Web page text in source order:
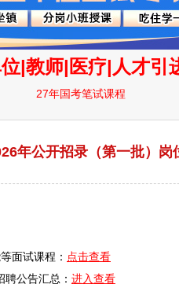
年公开招录（第一批）岗
面试课程： 点击查看
聘公告汇总： 进入查看